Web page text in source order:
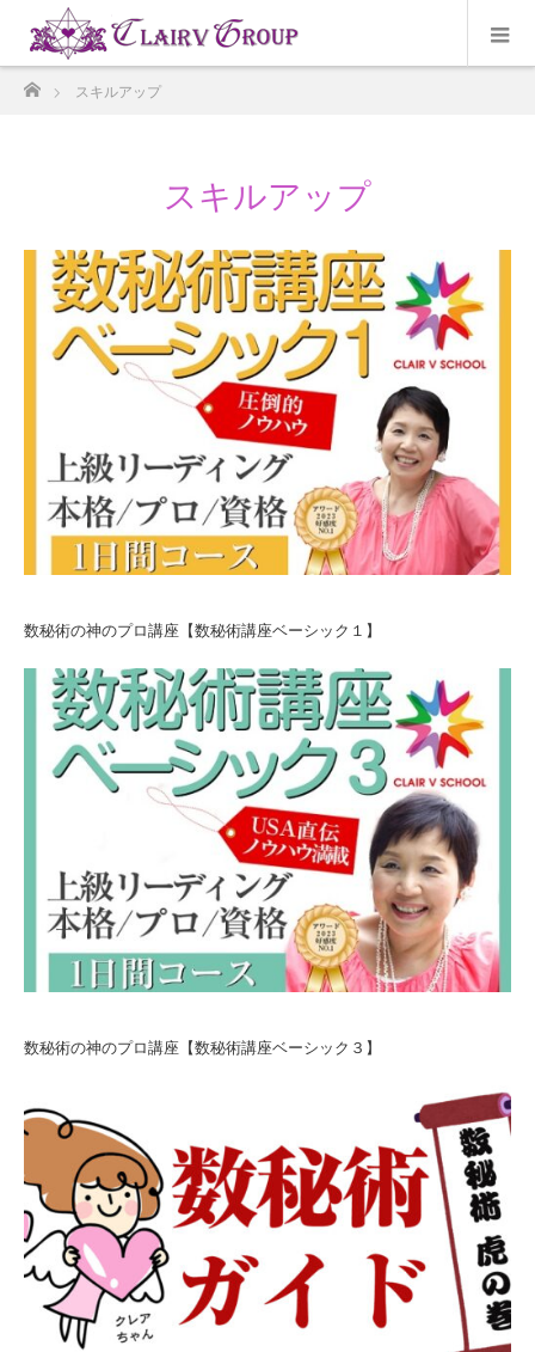
スキルアップ
スキルアップ
数秘術の神のプロ講座【数秘術講座ベーシック１】
数秘術の神のプロ講座【数秘術講座ベーシック３】